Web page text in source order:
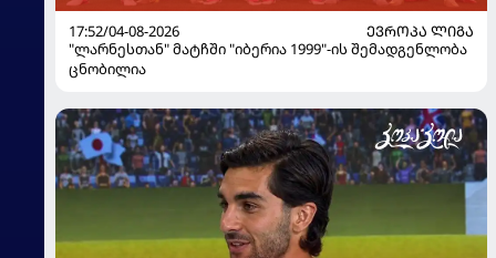
17:52/04-08-2026
ᲔᲕᲠᲝᲞᲐ ᲚᲘᲒᲐ
"ლარნესთან" მატჩში "იბერია 1999"-ის შემადგენლობა
ცნობილია